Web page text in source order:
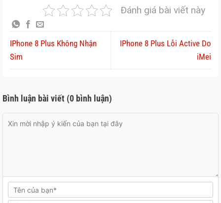
Đánh giá bài viết này
IPhone 8 Plus Không Nhận
Sim
IPhone 8 Plus Lỗi Active Do
iMei
Bình luận bài viết (0 bình luận)